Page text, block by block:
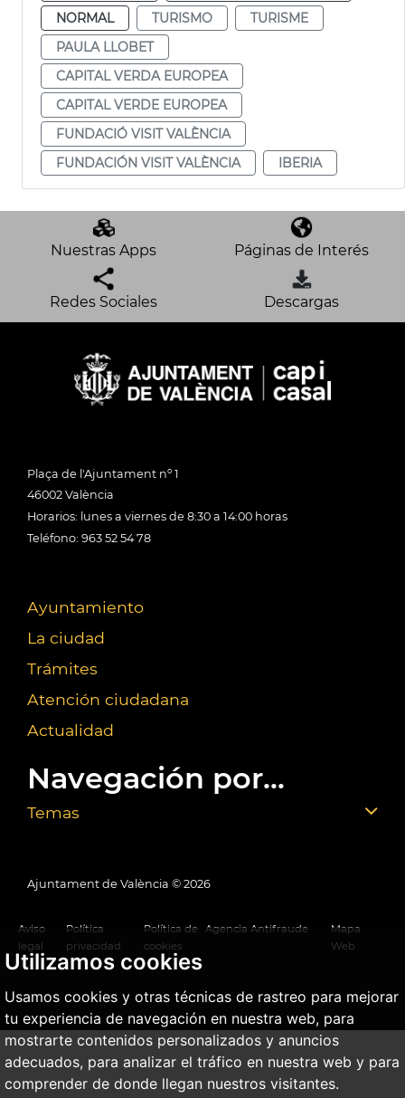
Utilizamos cookies
Usamos cookies y otras técnicas de rastreo para mejorar
tu experiencia de navegación en nuestra web, para
mostrarte contenidos personalizados y anuncios
adecuados, para analizar el tráfico en nuestra web y para
comprender de donde llegan nuestros visitantes.
NORMAL
TURISMO
TURISME
PAULA LLOBET
CAPITAL VERDA EUROPEA
CAPITAL VERDE EUROPEA
FUNDACIÓ VISIT VALÈNCIA
FUNDACIÓN VISIT VALÈNCIA
IBERIA
Nuestras Apps Páginas de Interés
Redes Sociales Descargas
Plaça de l'Ajuntament nº 1
46002 València
Horarios: lunes a viernes de 8:30 a 14:00 horas
Teléfono: 963 52 54 78
Ayuntamiento
La ciudad
Trámites
Atención ciudadana
Actualidad
Navegación por...
Temas
Ajuntament de València © 2026
Aviso
legal
Política
privacidad
Política de
cookies
Agencia Antifraude
Mapa
Web